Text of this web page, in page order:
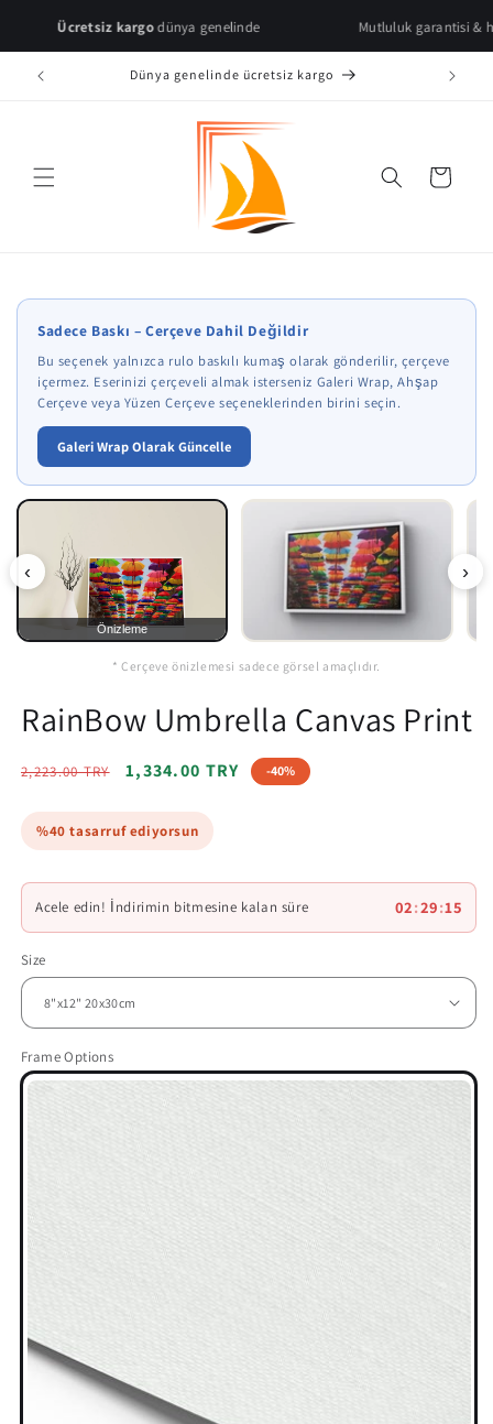
content
Ücretsiz kargodünya genelinde Mutluluk garantisi & hızlı
Dünya genelinde ücretsiz kargo
Cart
Sadece Baskı – Çerçeve Dahil Değildir
Bu seçenek yalnızca rulo baskılı kumaş olarak gönderilir, çerçeve
içermez. Eserinizi çerçeveli almak isterseniz Galeri Wrap, Ahşap
Çerçeve veya Yüzen Çerçeve seçeneklerinden birini seçin.
Galeri Wrap Olarak Güncelle
‹ ›
Önizleme
* Çerçeve önizlemesi sadece görsel amaçlıdır.
RainBow Umbrella Canvas Print
Regular
2,223.00 TRY
Sale
1,334.00 TRY -40%
%40 tasarruf ediyorsun
Acele edin! İndirimin bitmesine kalan süre 02:29:14
Size
Frame Options